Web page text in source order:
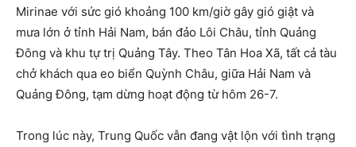
Mirinae với sức gió khoảng 100 km/giờ gây gió giật và
mưa lớn ở tỉnh Hải Nam, bán đảo Lôi Châu, tỉnh Quảng
Đông và khu tự trị Quảng Tây. Theo Tân Hoa Xã, tất cả tàu
chở khách qua eo biển Quỳnh Châu, giữa Hải Nam và
Quảng Đông, tạm dừng hoạt động từ hôm 26-7.
Trong lúc này, Trung Quốc vẫn đang vật lộn với tình trạng